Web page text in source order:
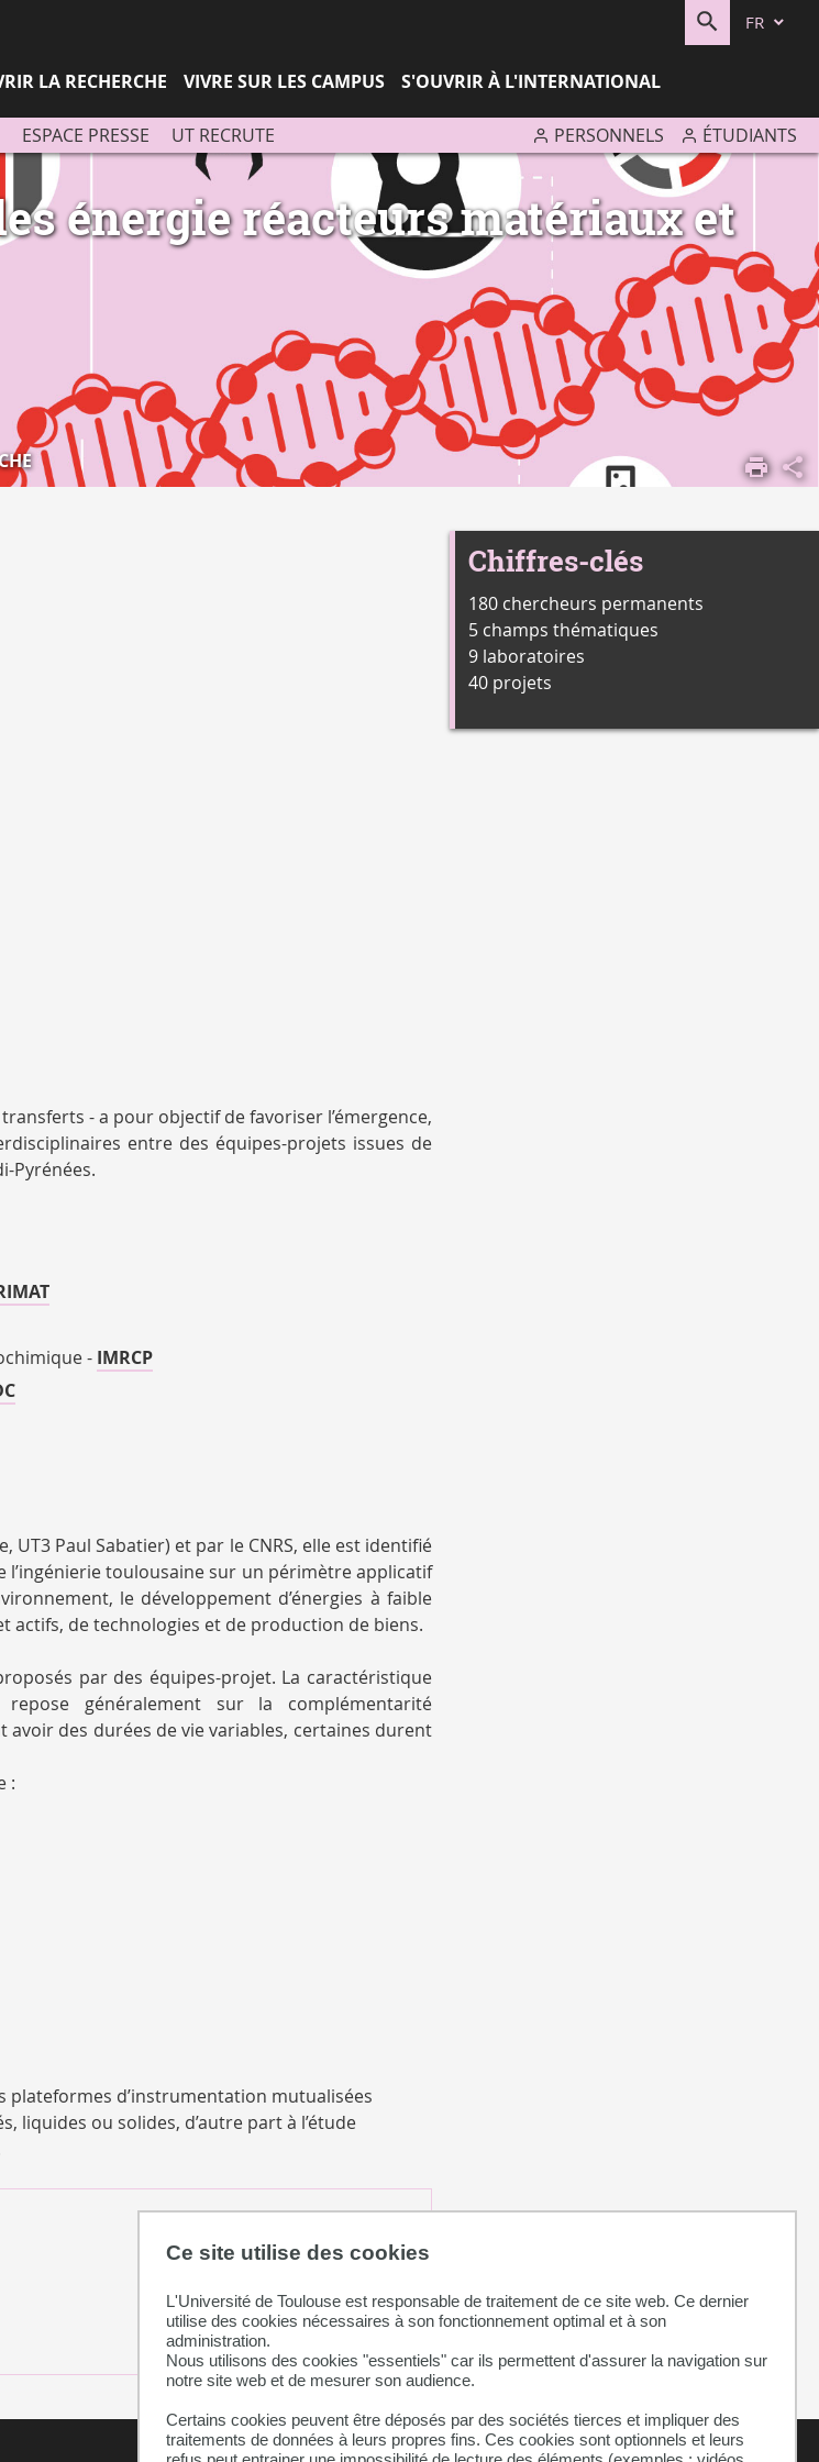
Ce site utilise des cookies
L'Université de Toulouse est responsable de traitement de ce site web. Ce dernier
utilise des cookies nécessaires à son fonctionnement optimal et à son
administration.
Nous utilisons des cookies "essentiels" car ils permettent d'assurer la navigation sur
notre site web et de mesurer son audience.
Certains cookies peuvent être déposés par des sociétés tierces et impliquer des
traitements de données à leurs propres fins. Ces cookies sont optionnels et leurs
FR
LA RECHERCHE VIVRE SUR LES CAMPUS S'OUVRIR À L'INTERNATIONAL
ESPACE PRESSE UT RECRUTE PERSONNELS ÉTUDIANTS
énergie réacteurs matériaux et
- a pour objectif de favoriser l’émergence,
entre des équipes-projets issues de
Pyrénées.
- IMRCP
Paul Sabatier) et par le CNRS, elle est identifié
toulousaine sur un périmètre applicatif
le développement d’énergies à faible
actifs, de technologies et de production de biens.
par des équipes-projet. La caractéristique
généralement sur la complémentarité
des durées de vie variables, certaines durent
:
plateformes d’instrumentation mutualisées
liquides ou solides, d’autre part à l’étude
Chiffres-clés
180 chercheurs permanents
5 champs thématiques
9 laboratoires
40 projets